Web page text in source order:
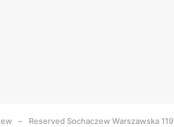
Reserved Sochaczew Warszawska 119